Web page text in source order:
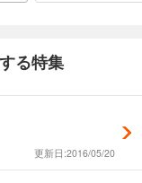
る特集
更新日:2016/05/20